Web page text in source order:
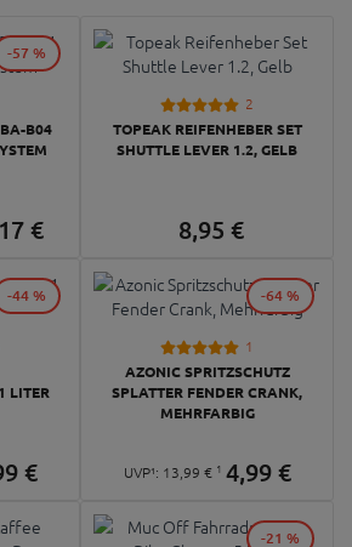
B04
17€
-57 %
2
TOPEAK REIFENHEBER SET
SHUTTLE LEVER 1.2, GELB
8,95 €
LITER
€
-44 %
1
AZONIC SPRITZSCHUTZ
SPLATTER FENDER CRANK,
MEHRFARBIG
UVP¹: 13, 99 € 1 4,99 €
-64 %
-21 %